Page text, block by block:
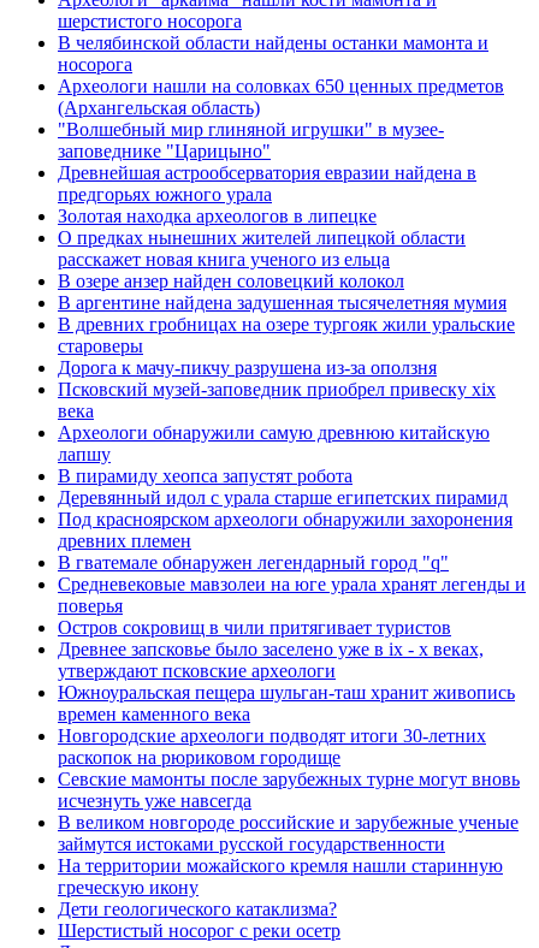
шерстистого носорога
В челябинской области найдены останки мамонта и
носорога
Археологи нашли на соловках 650 ценных предметов
(Архангельская область)
"Волшебный мир глиняной игрушки" в музее-
заповеднике "Царицыно"
Древнейшая астрообсерватория евразии найдена в
предгорьях южного урала
Золотая находка археологов в липецке
О предках нынешних жителей липецкой области
расскажет новая книга ученого из ельца
В озере анзер найден соловецкий колокол
В аргентине найдена задушенная тысячелетняя мумия
В древних гробницах на озере тургояк жили уральские
староверы
Дорога к мачу-пикчу разрушена из-за оползня
Псковский музей-заповедник приобрел привеску xix
века
Археологи обнаружили самую древнюю китайскую
лапшу
В пирамиду хеопса запустят робота
Деревянный идол с урала старше египетских пирамид
Под красноярском археологи обнаружили захоронения
древних племен
В гватемале обнаружен легендарный город "q"
Средневековые мавзолеи на юге урала хранят легенды и
поверья
Остров сокровищ в чили притягивает туристов
Древнее запсковье было заселено уже в ix - x веках,
утверждают псковские археологи
Южноуральская пещера шульган-таш хранит живопись
времен каменного века
Новгородские археологи подводят итоги 30-летних
раскопок на рюриковом городище
Севские мамонты после зарубежных турне могут вновь
исчезнуть уже навсегда
В великом новгороде российские и зарубежные ученые
займутся истоками русской государственности
На территории можайского кремля нашли старинную
греческую икону
Дети геологического катаклизма?
Шерстистый носорог с реки осетр